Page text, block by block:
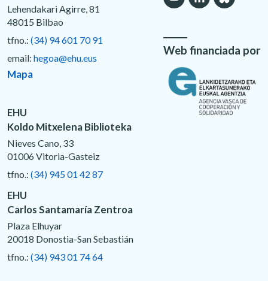
Lehendakari Agirre, 81
48015 Bilbao
tfno.: (34) 94 601 70 91
email: hegoa@ehu.eus
Mapa
EHU
Koldo Mitxelena Biblioteka
Nieves Cano, 33
01006 Vitoria-Gasteiz
tfno.: (34) 945 01 42 87
EHU
Carlos Santamaría Zentroa
Plaza Elhuyar
20018 Donostia-San Sebastián
tfno.: (34) 943 01 74 64
Web financiada por